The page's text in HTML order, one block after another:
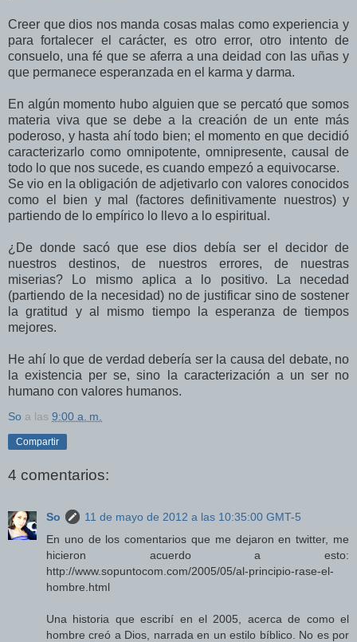
Creer que dios nos manda cosas malas como experiencia y
para fortalecer el carácter, es otro error, otro intento de
consuelo, una fé que se aferra a una deidad con las uñas y
que permanece esperanzada en el karma y darma.
En algún momento hubo alguien que se percató que somos
materia viva que se debe a la creación de un ente más
poderoso, y hasta ahí todo bien; el momento en que decidió
caracterizarlo como omnipotente, omnipresente, causal de
todo lo que nos sucede, es cuando empezó a equivocarse.
Se vio en la obligación de adjetivarlo con valores conocidos
como el bien y mal (factores definitivamente nuestros) y
partiendo de lo empírico lo llevo a lo espiritual.
¿De donde sacó que ese dios debía ser el decidor de
nuestros destinos, de nuestros errores, de nuestras
miserias? Lo mismo aplica a lo positivo. La necedad
(partiendo de la necesidad) no de justificar sino de sostener
la gratitud y al mismo tiempo la esperanza de tiempos
mejores.
He ahí lo que de verdad debería ser la causa del debate, no
la existencia per se, sino la caracterización a un ser no
humano con valores humanos.
So a las 9:00 a. m.
Compartir
4 comentarios:
So
11 de mayo de 2012 a las 10:35:00 GMT-5
En uno de los comentarios que me dejaron en twitter, me
hicieron acuerdo a esto:
http://www.sopuntocom.com/2005/05/al-principio-rase-el-
hombre.html
Una historia que escribí en el 2005, acerca de como el
hombre creó a Dios, narrada en un estilo bíblico. No es por